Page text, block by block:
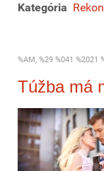
Kategória
%AM, %29 %041 %2021
Túžba má